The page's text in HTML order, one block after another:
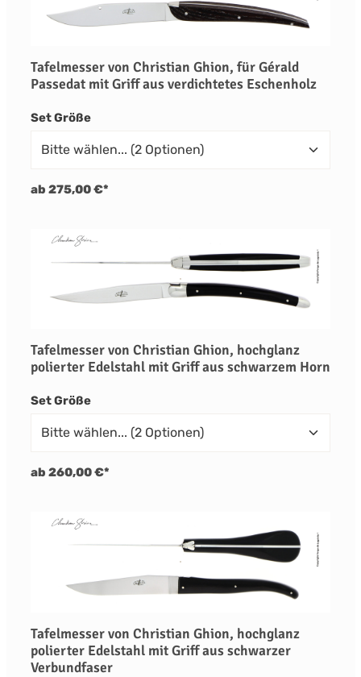
Tafelmesser von Christian Ghion, für Gérald
Passedat mit Griff aus verdichtetes Eschenholz
Set Größeauswählen
ab 275,00 €*
Tafelmesser von Christian Ghion, hochglanz
polierter Edelstahl mit Griff aus schwarzem Horn
Set Größeauswählen
ab 260,00 €*
Tafelmesser von Christian Ghion, hochglanz
polierter Edelstahl mit Griff aus schwarzer
Verbundfaser